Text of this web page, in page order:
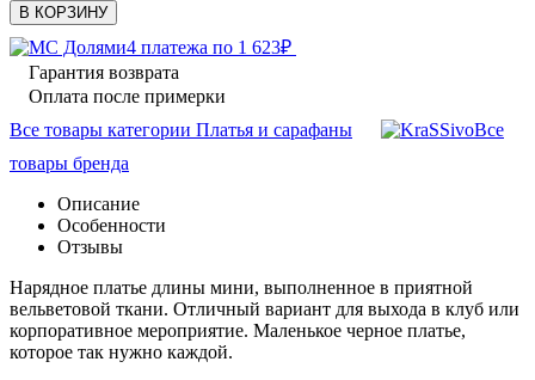
В КОРЗИНУ
4 платежа по 1 623₽
Гарантия возврата
Оплата после примерки
Все товары категории Платья и сарафаны
Все
товары бренда
Описание
Особенности
Отзывы
Нарядное платье длины мини, выполненное в приятной
вельветовой ткани. Отличный вариант для выхода в клуб или
корпоративное мероприятие. Маленькое черное платье,
которое так нужно каждой.